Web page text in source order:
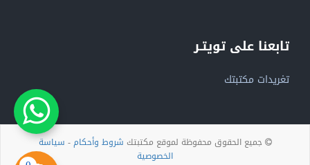
تابعنا على تويتـر
تغريدات مكتبتك
جميع الحقوق محفوظة لموقع مكتبتك شروط وأحكام- سياسة
الخصوصية